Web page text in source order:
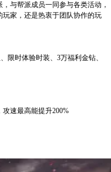
与帮派成员一同参与各类活动，
家，还是热衷于团队协作的玩
限时体验时装、3万福利金钻、
速最高能提升200%